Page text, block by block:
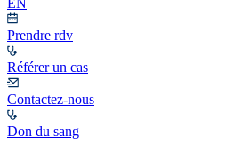
EN
Prendre rdv
Référer un cas
Contactez-nous
Don du sang